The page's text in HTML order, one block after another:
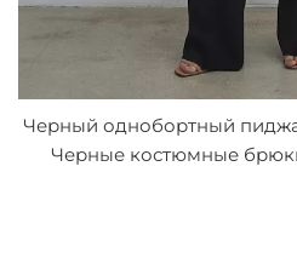
Черный однобортный
Черные костюмные